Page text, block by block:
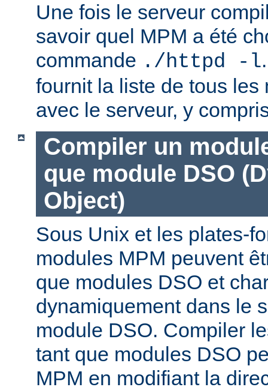
Une fois le serveur
savoir quel MPM a été
commande ./httpd -l
fournit la liste de tous les
avec le serveur, y
Compiler un
que module DSO
Object)
Sous Unix et les plates-
modules MPM peuvent
que modules DSO et
dynamiquement dans le
module DSO. Compiler
tant que modules DSO
MPM en modifiant la